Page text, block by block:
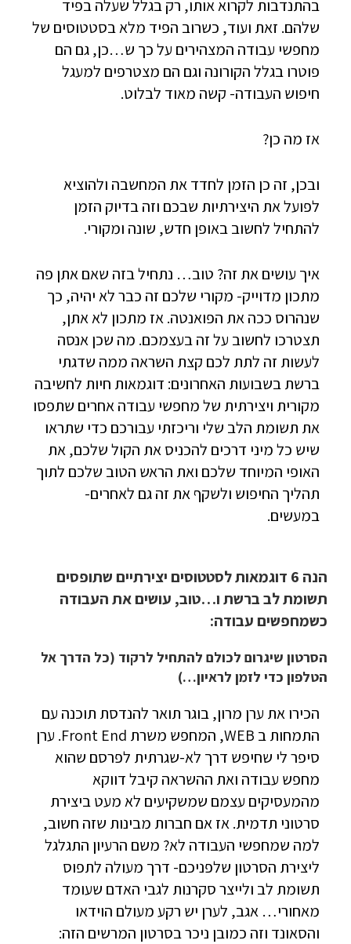
בהתנדבות לקרוא אותו, רק בגלל שעלה בפיד
שלהם. זאת ועוד, כשרוב הפיד מלא בסטטוסים של
מחפשי עבודה המצהירים על כך ש…כן, גם הם
פוטרו בגלל הקורונה וגם הם מצטרפים למעגל
חיפוש העבודה- קשה מאוד לבלוט.
אז מה כן?
ובכן, זה כן הזמן לחדד את המחשבה ולהוציא
לפועל את היצירתיות שבכם וזה בדיוק הזמן
להתחיל לחשוב באופן חדש, שונה ומקורי.
איך עושים את זה? טוב… נתחיל בזה שאם אתן פה
מתכון מדוייק- מקורי שלכם זה כבר לא יהיה, כך
שנהרוס ככה את הפואנטה. אז מתכון לא אתן,
תצטרכו לחשוב על זה בעצמכם. מה שכן אנסה
לעשות זה לתת לכם קצת השראה ממה שדגתי
ברשת בשבועות האחרונים: דוגמאות חיות לחשיבה
מקורית ויצירתית של מחפשי עבודה אחרים שתפסו
את תשומת הלב שלי וריכזתי עבורכם כדי שתראו
שיש כל מיני דרכים להכניס את הקול שלכם, את
האופי המיוחד שלכם ואת הראש הטוב שלכם לתוך
תהליך החיפוש ולשקף את זה גם לאחרים-
במעשים.
הנה 6 דוגמאות לסטטוסים יצירתיים שתופסים
תשומת לב ברשת ו…טוב, עושים את העבודה
כשמחפשים עבודה:
הסרטון שיגרום לכולם להתחיל לרקוד (כל הדרך אל
הטלפון כדי לזמן לראיון…)
הכירו את ערן מרון, בוגר תואר להנדסת תוכנה עם
התמחות ב WEB, המחפש משרת Front End. ערן
סיפר לי שחיפש דרך לא-שגרתית לפרסם שהוא
מחפש עבודה ואת ההשראה קיבל דווקא
מהמעסיקים עצמם שמשקיעים לא מעט ביצירת
סרטוני תדמית. אז אם חברות מבינות שזה חשוב,
למה שמחפשי העבודה לא? משם הרעיון התגלגל
ליצירת הסרטון שלפניכם- דרך מעולה לתפוס
תשומת לב ולייצר סקרנות לגבי האדם שעומד
מאחורי… אגב, לערן יש רקע מעולם הוידאו
והסאונד וזה כמובן ניכר בסרטון המרשים הזה: